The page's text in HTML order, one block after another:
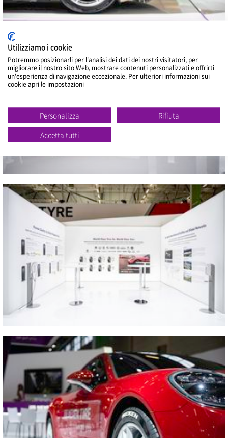
2022 2022 The Tire Cologne
2022 2022 The Tire Cologne
2022 2022 The Tire Cologne
Vicino
Vicino
Utilizziamo i cookie
Potremmo posizionarli per l'analisi dei dati dei nostri visitatori, per
migliorare il nostro sito Web, mostrare contenuti personalizzati e offrirti
un'esperienza di navigazione eccezionale. Per ulteriori informazioni sui
cookie apri le impostazioni
Personalizza
Rifiuta
Accetta tutti